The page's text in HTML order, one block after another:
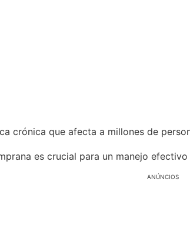
crónica que afecta a millones de
es crucial para un manejo
ANÚNCIOS